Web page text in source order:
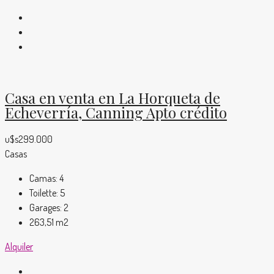
Casa en venta en La Horqueta de
Echeverría, Canning Apto crédito
u$s299.000
Casas
Camas: 4
Toilette: 5
Garages: 2
263,51 m2
Alquiler